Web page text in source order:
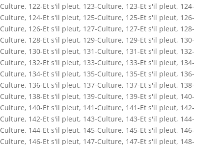
Culture, 122-Et s'il pleut, 123-Culture, 123-Et s'il pleut, 124-
Culture, 124-Et s'il pleut, 125-Culture, 125-Et s'il pleut, 126-
Culture, 126-Et s'il pleut, 127-Culture, 127-Et s'il pleut, 128-
Culture, 128-Et s'il pleut, 129-Culture, 129-Et s'il pleut, 130-
Culture, 130-Et s'il pleut, 131-Culture, 131-Et s'il pleut, 132-
Culture, 132-Et s'il pleut, 133-Culture, 133-Et s'il pleut, 134-
Culture, 134-Et s'il pleut, 135-Culture, 135-Et s'il pleut, 136-
Culture, 136-Et s'il pleut, 137-Culture, 137-Et s'il pleut, 138-
Culture, 138-Et s'il pleut, 139-Culture, 139-Et s'il pleut, 140-
Culture, 140-Et s'il pleut, 141-Culture, 141-Et s'il pleut, 142-
Culture, 142-Et s'il pleut, 143-Culture, 143-Et s'il pleut, 144-
Culture, 144-Et s'il pleut, 145-Culture, 145-Et s'il pleut, 146-
Culture, 146-Et s'il pleut, 147-Culture, 147-Et s'il pleut, 148-